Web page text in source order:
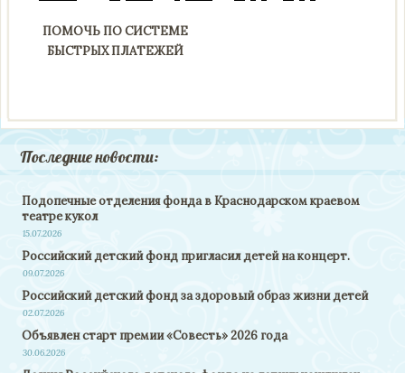
ПОМОЧЬ ПО СИСТЕМЕ
БЫСТРЫХ ПЛАТЕЖЕЙ
Последние новости:
Подопечные отделения фонда в Краснодарском краевом
театре кукол
15.07.2026
Российский детский фонд пригласил детей на концерт.
09.07.2026
Российский детский фонд за здоровый образ жизни детей
02.07.2026
Объявлен старт премии «Совесть» 2026 года
30.06.2026